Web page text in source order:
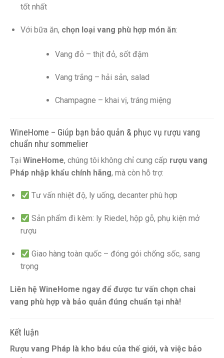
tốt nhất
Với bữa ăn, chọn loại vang phù hợp món ăn:
Vang đỏ – thịt đỏ, sốt đậm
Vang trắng – hải sản, salad
Champagne – khai vị, tráng miệng
WineHome – Giúp bạn bảo quản & phục vụ rượu vang
chuẩn như sommelier
Tại WineHome, chúng tôi không chỉ cung cấp rượu vang
Pháp nhập khẩu chính hãng, mà còn hỗ trợ:
Tư vấn nhiệt độ, ly uống, decanter phù hợp
Sản phẩm đi kèm: ly Riedel, hộp gỗ, phụ kiện mở
rượu
Giao hàng toàn quốc – đóng gói chống sốc, sang
trọng
Liên hệ WineHome ngay để được tư vấn chọn chai
vang phù hợp và bảo quản đúng chuẩn tại nhà!
Kết luận
Rượu vang Pháp là kho báu của thế giới, và việc bảo